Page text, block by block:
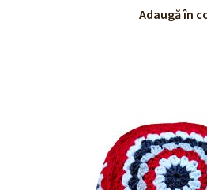
Adaugă în